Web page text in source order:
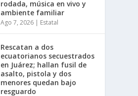
rodada, música en vivo y
ambiente familiar
Ago 7, 2026 | Estatal
Rescatan a dos
ecuatorianos secuestrados
en Juárez; hallan fusil de
asalto, pistola y dos
menores quedan bajo
resguardo